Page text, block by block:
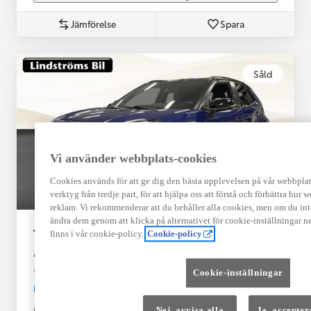
Jämförelse Spara
Såld
Toyota Yaris Cross
Adventure AWD-i Bi-Tone 1.5 116hk V-Hjul Drag JBL
HYBRID
Vi använder webbplats-cookies
Cookies används för att ge dig den bästa upplevelsen på vår
verktyg från tredje part, för att hjälpa oss att förstå och förbättra hur
reklam. Vi rekommenderar att du behåller alla cookies, men om du
ändra dem genom att klicka på alternativet för cookie-inställningar
finns i vår cookie-policy. Cookie-policy
Cookie-inställningar